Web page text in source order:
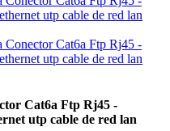
Cat6a Ftp Rj45 -
utp cable de red lan